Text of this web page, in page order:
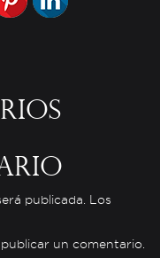
publicada. Los
un comentario.